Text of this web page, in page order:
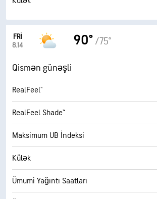
FRI
8.14
90° /75°
Qismən günəşli
RealFeel®
RealFeel Shade™
Maksimum UB İndeksi
Külək
Ümumi Yağıntı Saatları